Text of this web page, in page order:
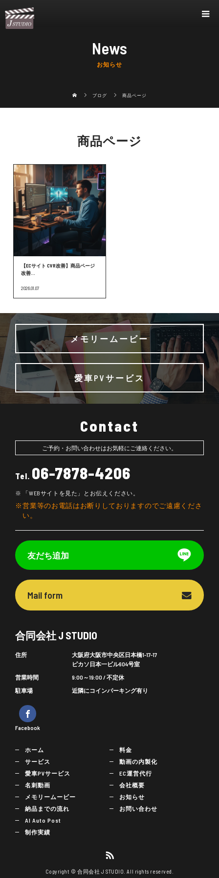
News
お知らせ
ブログ 商品ページ
商品ページ
【ECサイト CVR改善】商品ページ
改善...
2026.01.07
メモリームービー
愛車PVサービス
Contact
ご予約・お問い合わせはお気軽にご連絡ください。
Tel. 06-7878-4206
「WEBサイトを見た」とお伝えください。
営業等のお電話はお断りしておりますのでご遠慮くださ
い。
友だち追加
Mail form
合同会社 J STUDIO
住所
大阪府大阪市中央区日本橋1-17-17
ピカソ日本一ビル604号室
営業時間
9:00～19:00 / 不定休
駐車場
近隣にコインパーキング有り
Facebook
ホーム
サービス
愛車PVサービス
名刺動画
メモリームービー
納品までの流れ
AI Auto Post
制作実績
料金
動画の内製化
EC運営代行
会社概要
お知らせ
お問い合わせ
Copyright © 合同会社 J STUDIO. All rights reserved.